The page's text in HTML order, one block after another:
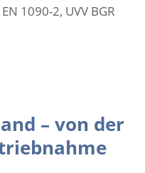
1090-2, UVV BGR
– von der